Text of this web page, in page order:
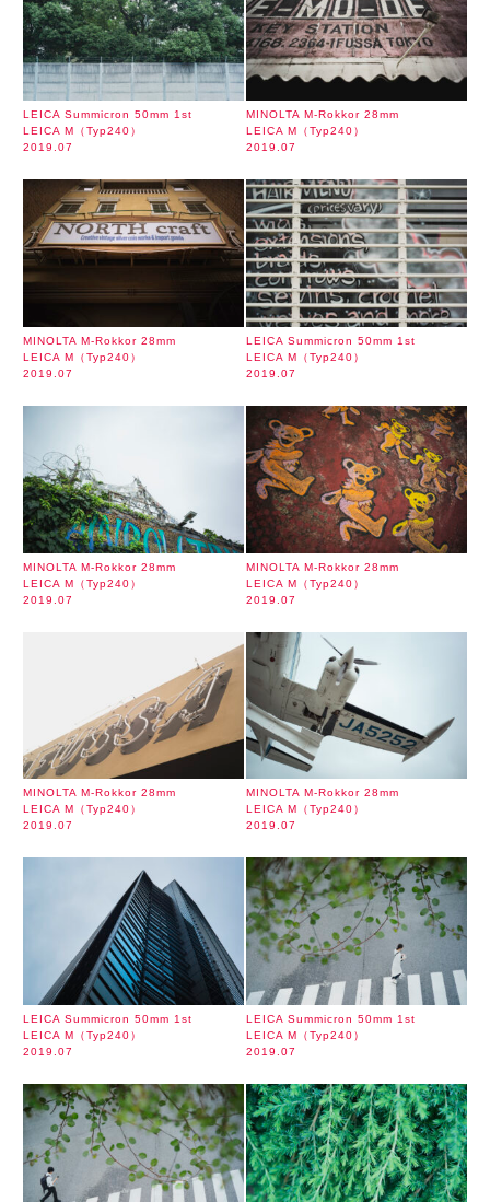
LEICA Summicron 50mm 1st
LEICA M（Typ240）
2019.07
MINOLTA M-Rokkor 28mm
LEICA M（Typ240）
2019.07
MINOLTA M-Rokkor 28mm
LEICA M（Typ240）
2019.07
LEICA Summicron 50mm 1st
LEICA M（Typ240）
2019.07
MINOLTA M-Rokkor 28mm
LEICA M（Typ240）
2019.07
MINOLTA M-Rokkor 28mm
LEICA M（Typ240）
2019.07
MINOLTA M-Rokkor 28mm
LEICA M（Typ240）
2019.07
MINOLTA M-Rokkor 28mm
LEICA M（Typ240）
2019.07
LEICA Summicron 50mm 1st
LEICA M（Typ240）
2019.07
LEICA Summicron 50mm 1st
LEICA M（Typ240）
2019.07